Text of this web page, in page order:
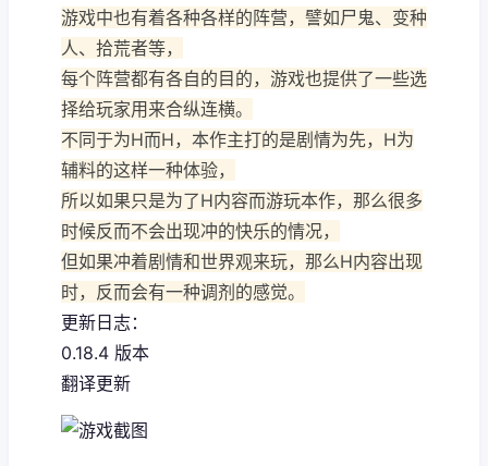
游戏中也有着各种各样的阵营，譬如尸鬼、变种
人、拾荒者等，
每个阵营都有各自的目的，游戏也提供了一些选
择给玩家用来合纵连横。
不同于为H而H，本作主打的是剧情为先，H为
辅料的这样一种体验，
所以如果只是为了H内容而游玩本作，那么很多
时候反而不会出现冲的快乐的情况，
但如果冲着剧情和世界观来玩，那么H内容出现
时，反而会有一种调剂的感觉。
更新日志：
0.18.4 版本
翻译更新